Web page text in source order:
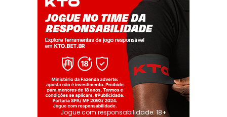
Jogue com responsabilidade. 18+